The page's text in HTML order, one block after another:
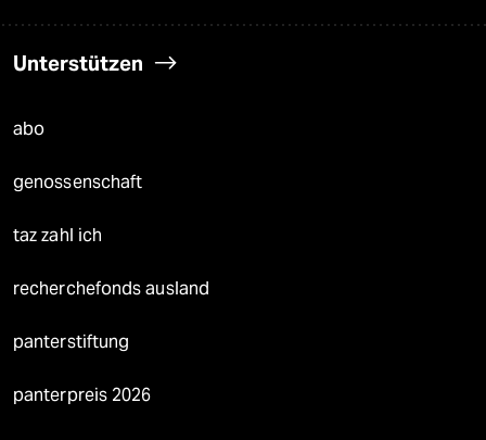
Unterstützen
abo
genossenschaft
taz zahl ich
recherchefonds ausland
panterstiftung
panterpreis 2026